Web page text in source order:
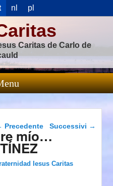
nl pl
Caritas de Carlo de
articolo
Precedente Successivi →
mío…
Iesus Caritas